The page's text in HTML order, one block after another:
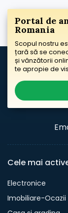
Portal de
Romania
Scopul nostru
țară să se
și vânzătorii
te apropie de
Cele mai
Electronice
Imobiliare-Ocazii